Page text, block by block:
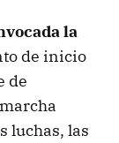
la
de inicio
de
luchas, las